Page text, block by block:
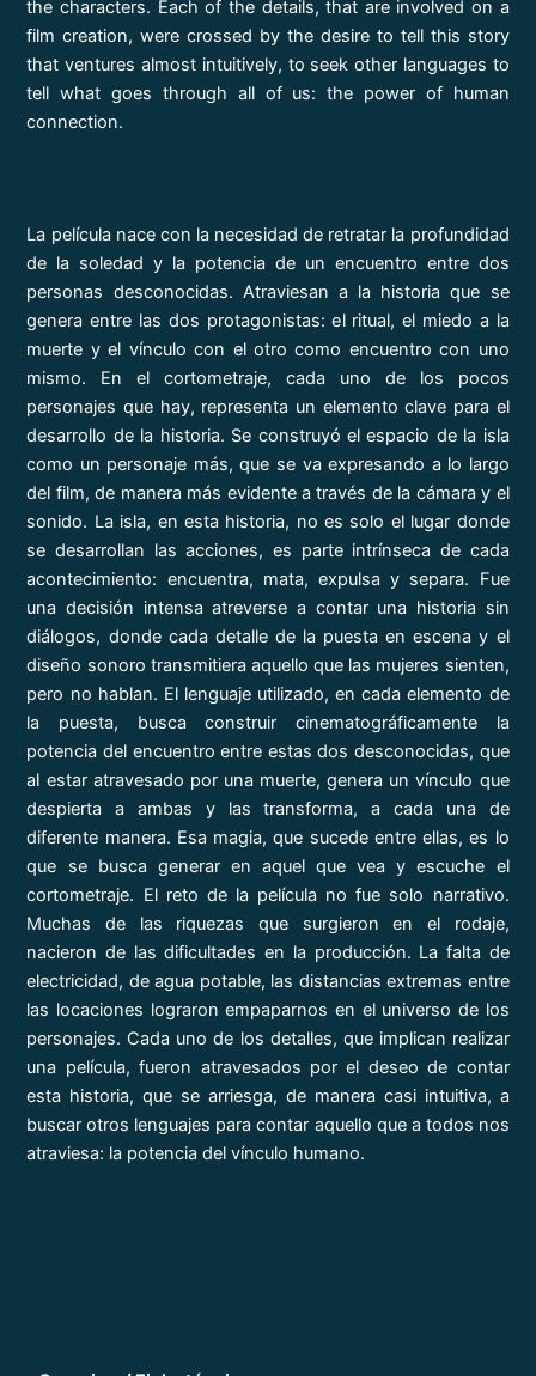
the characters. Each of the details, that are involved on a
film creation, were crossed by the desire to tell this story
that ventures almost intuitively, to seek other languages to
tell what goes through all of us: the power of human
connection.
La película nace con la necesidad de retratar la profundidad
de la soledad y la potencia de un encuentro entre dos
personas desconocidas. Atraviesan a la historia que se
genera entre las dos protagonistas: el ritual, el miedo a la
muerte y el vínculo con el otro como encuentro con uno
mismo. En el cortometraje, cada uno de los pocos
personajes que hay, representa un elemento clave para el
desarrollo de la historia. Se construyó el espacio de la isla
como un personaje más, que se va expresando a lo largo
del film, de manera más evidente a través de la cámara y el
sonido. La isla, en esta historia, no es solo el lugar donde
se desarrollan las acciones, es parte intrínseca de cada
acontecimiento: encuentra, mata, expulsa y separa. Fue
una decisión intensa atreverse a contar una historia sin
diálogos, donde cada detalle de la puesta en escena y el
diseño sonoro transmitiera aquello que las mujeres sienten,
pero no hablan. El lenguaje utilizado, en cada elemento de
la puesta, busca construir cinematográficamente la
potencia del encuentro entre estas dos desconocidas, que
al estar atravesado por una muerte, genera un vínculo que
despierta a ambas y las transforma, a cada una de
diferente manera. Esa magia, que sucede entre ellas, es lo
que se busca generar en aquel que vea y escuche el
cortometraje. El reto de la película no fue solo narrativo.
Muchas de las riquezas que surgieron en el rodaje,
nacieron de las dificultades en la producción. La falta de
electricidad, de agua potable, las distancias extremas entre
las locaciones lograron empaparnos en el universo de los
personajes. Cada uno de los detalles, que implican realizar
una película, fueron atravesados por el deseo de contar
esta historia, que se arriesga, de manera casi intuitiva, a
buscar otros lenguajes para contar aquello que a todos nos
atraviesa: la potencia del vínculo humano.